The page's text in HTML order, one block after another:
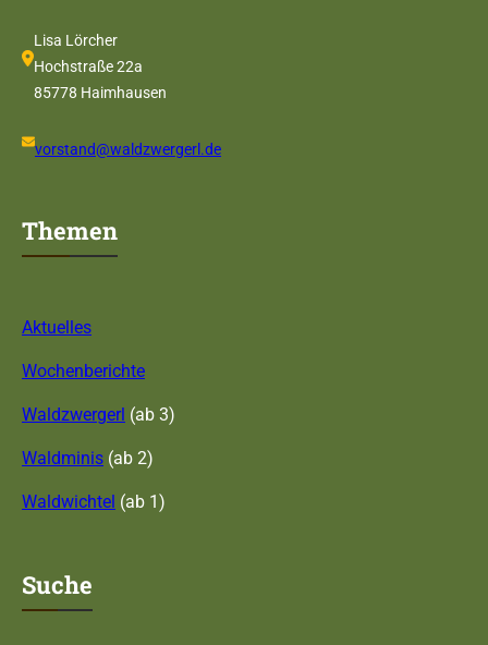
Lisa Lörcher
Hochstraße 22a
85778 Haimhausen
vorstand@waldzwergerl.de
Themen
Aktuelles
Wochenberichte
Waldzwergerl (ab 3)
Waldminis (ab 2)
Waldwichtel (ab 1)
Suche